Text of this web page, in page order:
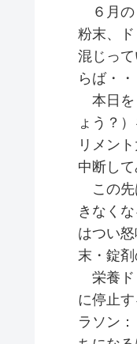
６月の
粉末、
混じっ
らば・
本日を
ょう？
リメン
中断し
この先
きなく
はつい
末・錠
栄養ド
に停止
ラソン